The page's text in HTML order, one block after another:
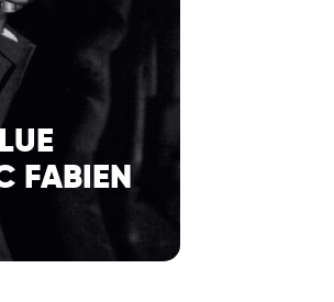
FABIEN